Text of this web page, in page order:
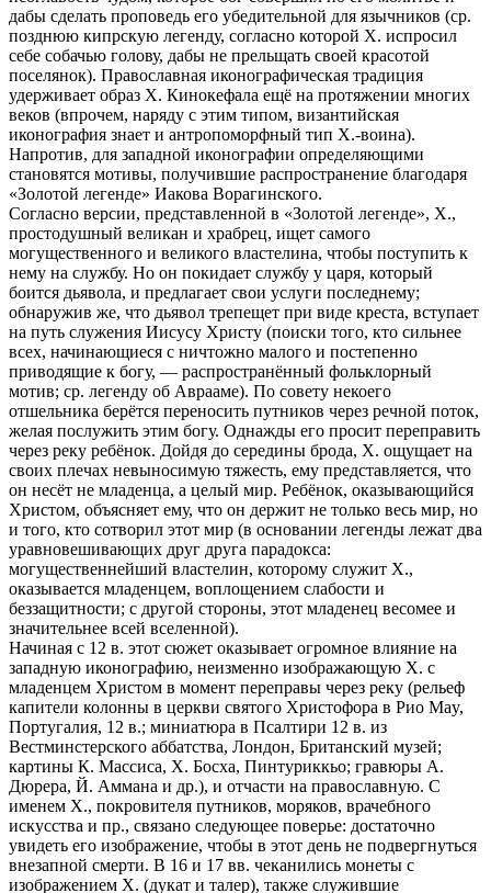
дабы сделать проповедь его убедительной для язычников (ср.
позднюю кипрскую легенду, согласно которой X. испросил
себе собачью голову, дабы не прельщать своей красотой
поселянок). Православная иконографическая традиция
удерживает образ X. Кинокефала ещё на протяжении многих
веков (впрочем, наряду с этим типом, византийская
иконография знает и антропоморфный тип X.-воина).
Напротив, для западной иконографии определяющими
становятся мотивы, получившие распространение благодаря
«Золотой легенде» Иакова Ворагинского.
Согласно версии, представленной в «Золотой легенде», X.,
простодушный великан и храбрец, ищет самого
могущественного и великого властелина, чтобы поступить к
нему на службу. Но он покидает службу у царя, который
боится дьявола, и предлагает свои услуги последнему;
обнаружив же, что дьявол трепещет при виде креста, вступает
на путь служения Иисусу Христу (поиски того, кто сильнее
всех, начинающиеся с ничтожно малого и постепенно
приводящие к богу, — распространённый фольклорный
мотив; ср. легенду об Аврааме). По совету некоего
отшельника берётся переносить путников через речной поток,
желая послужить этим богу. Однажды его просит переправить
через реку ребёнок. Дойдя до середины брода, X. ощущает на
своих плечах невыносимую тяжесть, ему представляется, что
он несёт не младенца, а целый мир. Ребёнок, оказывающийся
Христом, объясняет ему, что он держит не только весь мир, но
и того, кто сотворил этот мир (в основании легенды лежат два
уравновешивающих друг друга парадокса:
могущественнейший властелин, которому служит X.,
оказывается младенцем, воплощением слабости и
беззащитности; с другой стороны, этот младенец весомее и
значительнее всей вселенной).
Начиная с 12 в. этот сюжет оказывает огромное влияние на
западную иконографию, неизменно изображающую X. с
младенцем Христом в момент переправы через реку (рельеф
капители колонны в церкви святого Христофора в Рио May,
Португалия, 12 в.; миниатюра в Псалтири 12 в. из
Вестминстерского аббатства, Лондон, Британский музей;
картины К. Массиса, X. Босха, Пинтуриккьо; гравюры А.
Дюрера, Й. Аммана и др.), и отчасти на православную. С
именем X., покровителя путников, моряков, врачебного
искусства и пр., связано следующее поверье: достаточно
увидеть его изображение, чтобы в этот день не подвергнуться
внезапной смерти. В 16 и 17 вв. чеканились монеты с
изображением X. (дукат и талер), также служившие